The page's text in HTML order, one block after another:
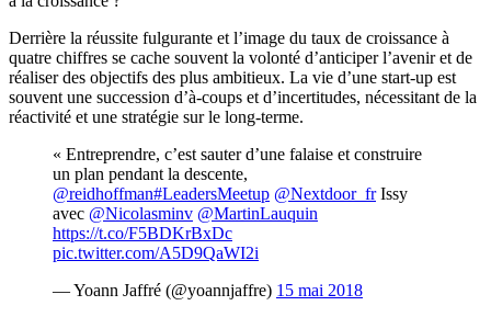
Derrière la réussite fulgurante et l’image du taux de croissance à
quatre chiffres se cache souvent la volonté d’anticiper l’avenir et de
réaliser des objectifs des plus ambitieux. La vie d’une start-up est
souvent une succession d’à-coups et d’incertitudes, nécessitant de la
réactivité et une stratégie sur le long-terme.
« Entreprendre, c’est sauter d’une falaise et construire
un plan pendant la descente,
@reidhoffman#LeadersMeetup @Nextdoor_frIssy
avec @Nicolasminv @MartinLauquin
https://t.co/F5BDKrBxDc
pic.twitter.com/A5D9QaWI2i
— Yoann Jaffré (@yoannjaffre) 15 mai 2018